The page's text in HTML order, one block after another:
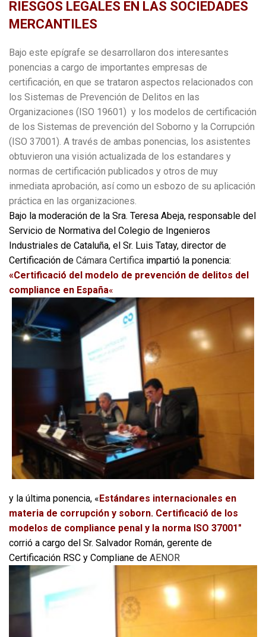
RIESGOS LEGALES EN LAS SOCIEDADES
MERCANTILES
Bajo este epígrafe se desarrollaron dos interesantes
ponencias a cargo de importantes empresas de
certificación, en que se trataron aspectos relacionados con
los Sistemas de Prevención de Delitos en las
Organizaciones (ISO 19601) y los modelos de certificación
de los Sistemas de prevención del Soborno y la Corrupción
(ISO 37001). A través de ambas ponencias, los asistentes
obtuvieron una visión actualizada de los estandares y
normas de certificación publicados y otros de muy
inmediata aprobación, así como un esbozo de su aplicación
práctica en las organizaciones.
Bajo la moderación de la Sra. Teresa Abeja, responsable del
Servicio de Normativa del Colegio de Ingenieros
Industriales de Cataluña, el Sr. Luis Tatay, director de
Certificación de Cámara Certifica impartió la ponencia:
«Certificació del modelo de prevención de delitos del
compliance en España«
y la última ponencia, « Estándares internacionales en
materia de corrupción y soborn. Certificació de los
modelos de compliance penal y la norma ISO 37001″
corrió a cargo del Sr. Salvador Román, gerente de
Certificación RSC y Compliane de AENOR